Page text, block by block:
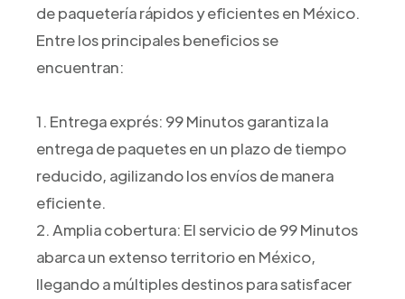
de paquetería rápidos y eficientes en México.
Entre los principales beneficios se
encuentran:
1. Entrega exprés: 99 Minutos garantiza la
entrega de paquetes en un plazo de tiempo
reducido, agilizando los envíos de manera
eficiente.
2. Amplia cobertura: El servicio de 99 Minutos
abarca un extenso territorio en México,
llegando a múltiples destinos para satisfacer